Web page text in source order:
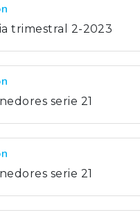
trimestral 2-2023
serie 21
serie 21